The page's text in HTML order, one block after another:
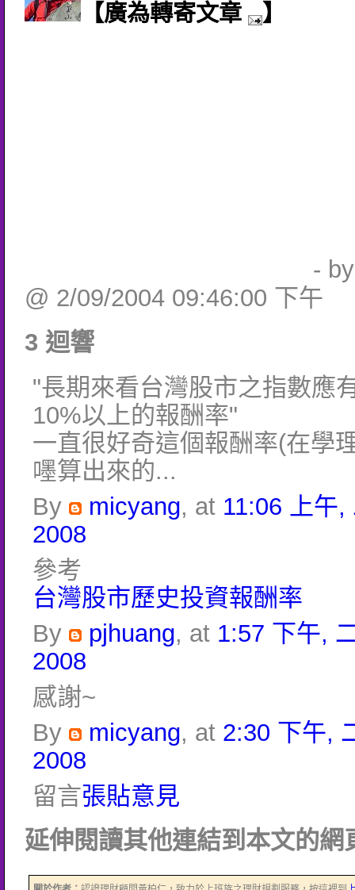
【廣為轉寄文章
】
-
@ 2/09/2004 09:46:00 下午
3 迴響
"長期來看台灣股市之指數應
10%以上的報酬率"
一直很好奇這個報酬率(在學
嚜算出來的...
By
micyang, at 11:06 上午,
2008
參考
台灣股市歷史投資報酬率
By
pjhuang, at 1:57 下午,
2008
感謝~
By
micyang, at 2:30 下午,
2008
留言張貼意見
延伸閱讀其他連結到本文的網